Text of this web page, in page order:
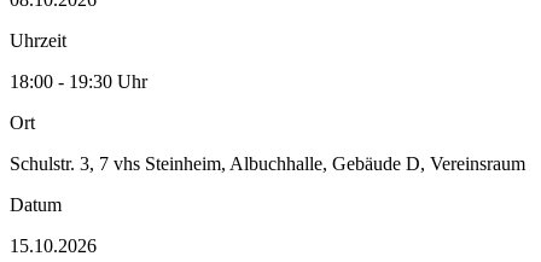
Uhrzeit
18:00 - 19:30 Uhr
Ort
Schulstr. 3, 7 vhs Steinheim, Albuchhalle, Gebäude D, Vereinsraum
Datum
15.10.2026